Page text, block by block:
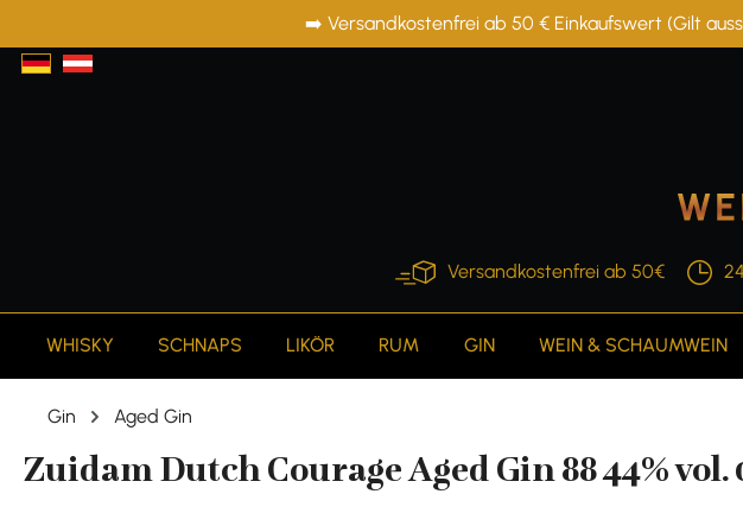
Zur Hauptnavigation springen➡️ Versandkostenfrei ab 50 € Einkaufswert (Gilt
Versandkostenfrei ab 50€
WHISKY SCHNAPS LIKÖR RUM GIN WEIN & SCHAUMWEIN
Gin Aged Gin
Zuidam Dutch Courage Aged Gin 88 44% vol.